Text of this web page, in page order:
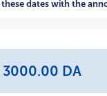
lieu en
dates with the
3000.00 DA